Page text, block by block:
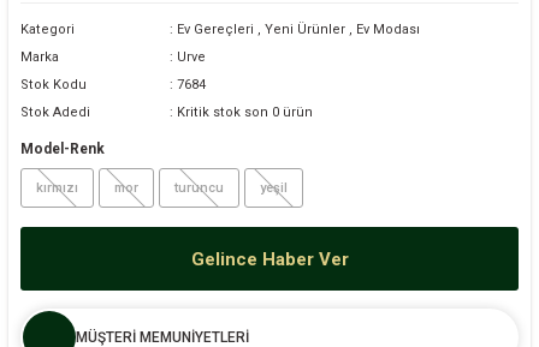
Kategori Ev Gereçleri ,Yeni Ürünler , Ev Modası
Marka
Urve
Stok Kodu
7684
Stok Adedi
Kritik stok son 0 ürün
Model-Renk
kırmızı mor turuncu yeşil
Gelince Haber Ver
MÜŞTERİ MEMUNİYETLERİ